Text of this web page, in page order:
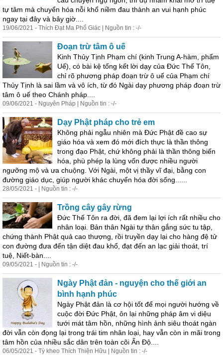
tự tâm mà chuyển hóa nỗi khổ niềm đau thành an vui hạnh phúc
ngay tại đây và bây giờ....
19/06/2021 - Thích Đạt Ma Phổ Giác | Nguồn tin : -/-
Đoạn trừ tâm ô uế
Kinh Thủy Tịnh Phạm chí (kinh Trung A-hàm, phẩm
Uế), có bài kệ tổng kết lời dạy của Đức Thế Tôn,
chỉ rõ phương pháp đoạn trừ ô uế của Phạm chí
Thủy Tịnh là sai lầm và vô ích, từ đó Ngài dạy phương pháp đoạn trừ
tâm ô uế theo Chánh pháp....
09/06/2021 - Nguyên Pháp | Nguồn tin : -/-
Dạy Phật pháp cho trẻ em
Không phải ngẫu nhiên mà Đức Phật đề cao sự
giáo hóa và xem đó mới đích thực là thần thông
trong đạo Phật, chứ không phải là thần thông biến
hóa, phù phép lạ lùng vốn được nhiều người
ngưỡng mộ và ưa chuộng. Với Ngài, một vị thầy vĩ đại, bằng con
đường giáo dục, giúp người khác chuyển hóa đời sống......
28/05/2021 - | Nguồn tin : -/-
Trồng cây gây rừng
Đức Thế Tôn ra đời, đã đem lại lợi ích rất nhiều cho
nhân loại. Bản thân Ngài tự thân gắng sức tu tập,
chứng thành Phật quả cao thượng, rồi truyền dạy lại cho hàng đệ tử
con đường đưa đến tận diệt đau khổ, đạt đến an lạc giải thoát, trí
tuệ, Niết-bàn....
09/05/2021 - | Nguồn tin : -/-
Ngày Phật đản - nguyện cho thế giới an
bình hạnh phúc
Ngày Phật đản là cơ hội tốt để mọi người hướng về
cuộc đời Đức Phật, ôn lại những pháp âm vi diệu
tưới mát tâm hồn, những hình ảnh siêu thoát ngàn
đời vẫn còn đọng lại trong trái tim nhân loại, hay vẫn còn in mãi trong
tâm hồn của nhiều sắc dân trên toàn cõi Ấn Độ....
06/05/2021 - Tỳ kheo Thích Thiện Hữu | Nguồn tin : -/-